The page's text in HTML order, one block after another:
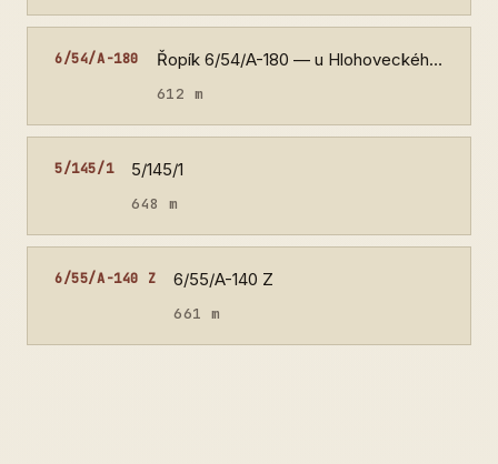
6/54/A-180 Řopík 6/54/A-180 — u Hlohoveckého rybníka
612 m
5/145/1 5/145/1
648 m
6/55/A-140 Z 6/55/A-140 Z
661 m